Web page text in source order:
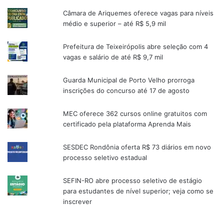
Câmara de Ariquemes oferece vagas para níveis
médio e superior – até R$ 5,9 mil
Prefeitura de Teixeirópolis abre seleção com 4
vagas e salário de até R$ 9,7 mil
Guarda Municipal de Porto Velho prorroga
inscrições do concurso até 17 de agosto
MEC oferece 362 cursos online gratuitos com
certificado pela plataforma Aprenda Mais
SESDEC Rondônia oferta R$ 73 diários em novo
processo seletivo estadual
SEFIN-RO abre processo seletivo de estágio
para estudantes de nível superior; veja como se
inscrever